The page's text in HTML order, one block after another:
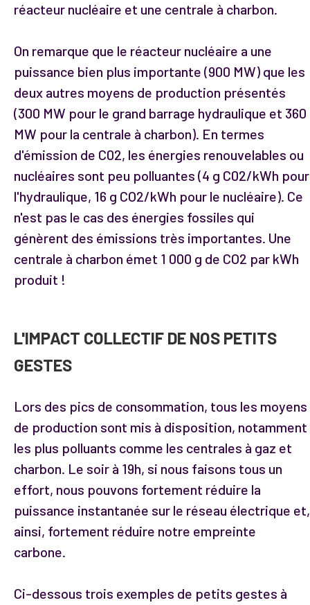
réacteur nucléaire et une centrale à charbon.
On remarque que le réacteur nucléaire a une
puissance bien plus importante (900 MW) que les
deux autres moyens de production présentés
(300 MW pour le grand barrage hydraulique et 360
MW pour la centrale à charbon). En termes
d'émission de C02, les énergies renouvelables ou
nucléaires sont peu polluantes (4 g C02/kWh pour
l'hydraulique, 16 g CO2/kWh pour le nucléaire). Ce
n'est pas le cas des énergies fossiles qui
génèrent des émissions très importantes. Une
centrale à charbon émet 1 000 g de CO2 par kWh
produit !
L'IMPACT COLLECTIF DE NOS PETITS
GESTES
Lors des pics de consommation, tous les moyens
de production sont mis à disposition, notamment
les plus polluants comme les centrales à gaz et
charbon. Le soir à 19h, si nous faisons tous un
effort, nous pouvons fortement réduire la
puissance instantanée sur le réseau électrique et,
ainsi, fortement réduire notre empreinte
carbone.
Ci-dessous trois exemples de petits gestes à